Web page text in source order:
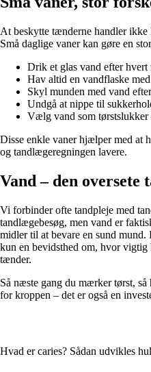
At beskytte tænderne handler
Små daglige vaner kan gøre en
Drik et glas vand efter hvert
Hav altid en vandflaske
Skyl munden med vand
Undgå at nippe til
Vælg vand som tørstslukker
Disse enkle vaner hjælper med at
og tandlægeregningen lavere.
Vand – den oversete
Vi forbinder ofte tandpleje med
tandlægebesøg, men vand er
midler til at bevare en sund
kun en bevidsthed om, hvor
tænder.
Så næste gang du mærker tørst,
for kroppen – det er også en
Hvad er caries? Sådan udvikles